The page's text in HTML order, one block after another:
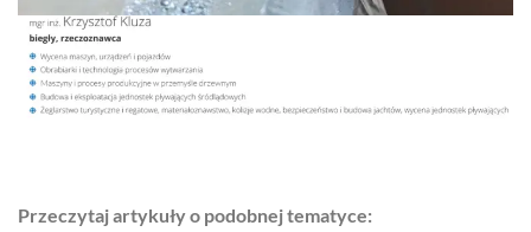
Przeczytaj artykuły o podobnej tematyce: